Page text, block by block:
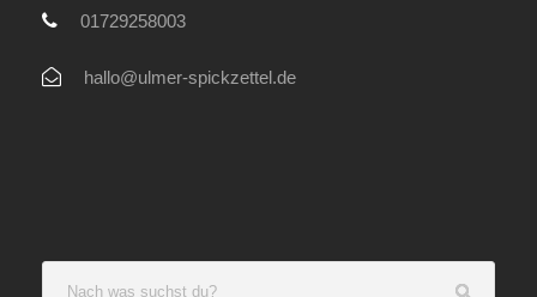
01729258003
hallo@ulmer-spickzettel.de